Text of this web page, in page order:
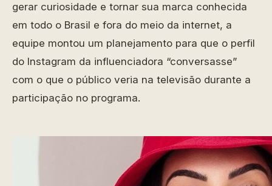
gerar curiosidade e tornar sua marca conhecida
em todo o Brasil e fora do meio da internet, a
equipe montou um planejamento para que o perfil
do Instagram da influenciadora “conversasse”
com o que o público veria na televisão durante a
participação no programa.